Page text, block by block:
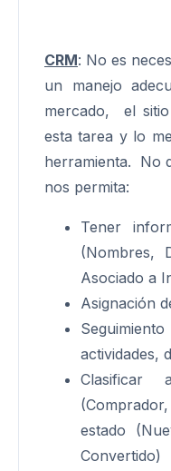
CRM: No es
un manejo
mercado, el
esta tarea y lo
herramienta. No
nos permita:
Tener
(Nombres,
Asociado a
Asignación
actividades,
estado
Convertido)